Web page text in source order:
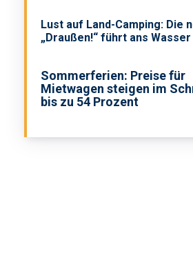
Lust auf Land-Camping: Die
„Draußen!“ führt ans Wasser
Sommerferien: Preise für
Mietwagen steigen im
bis zu 54 Prozent